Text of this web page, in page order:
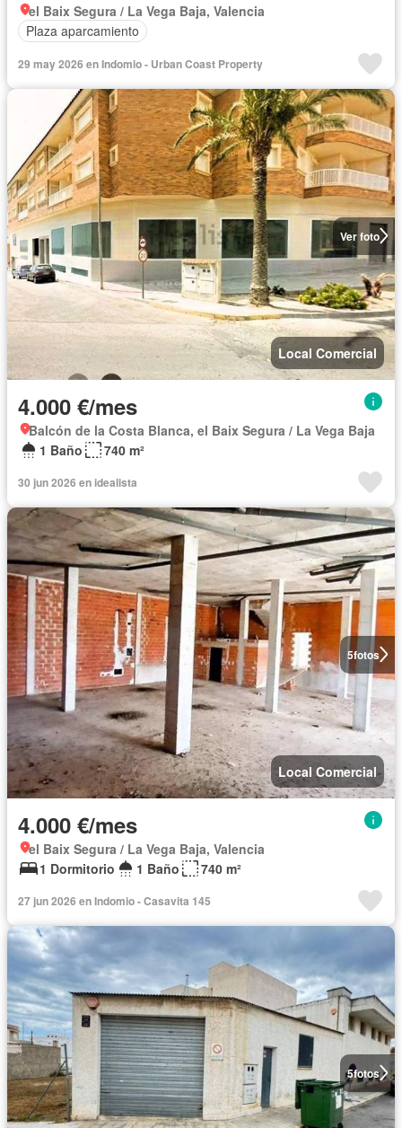
el Baix Segura / La Vega Baja, Valencia
Plaza aparcamiento
29 may 2026 en Indomio - Urban Coast Property
Ver foto
Local Comercial
4.000 €/mes
Balcón de la Costa Blanca, el Baix Segura / La Vega Baja
1 Baño
740 m²
30 jun 2026 en idealista
5fotos
Local Comercial
4.000 €/mes
el Baix Segura / La Vega Baja, Valencia
1 Dormitorio
1 Baño 740 m²
27 jun 2026 en Indomio - Casavita 145
5fotos